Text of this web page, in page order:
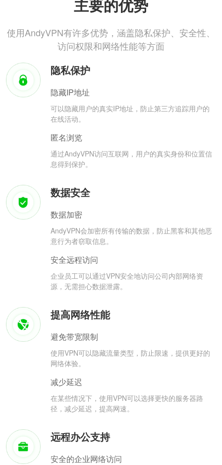
主要的优势
使用AndyVPN有许多优势，涵盖隐私保护、安全性、
访问权限和网络性能等方面
隐私保护
隐藏IP地址
可以隐藏用户的真实IP地址，防止第三方追踪用户的
在线活动。
匿名浏览
通过AndyVPN访问互联网，用户的真实身份和位置信
息得到保护。
数据安全
数据加密
AndyVPN会加密所有传输的数据，防止黑客和其他恶
意行为者窃取信息。
安全远程访问
企业员工可以通过VPN安全地访问公司内部网络资
源，无需担心数据泄露。
提高网络性能
避免带宽限制
使用VPN可以隐藏流量类型，防止限速，提供更好的
网络体验。
减少延迟
在某些情况下，使用VPN可以选择更快的服务器路
径，减少延迟，提高网速。
远程办公支持
安全的企业网络访问